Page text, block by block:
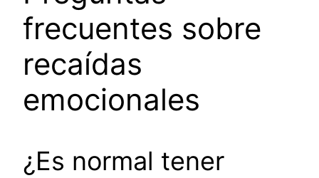
frecuentes sobre
recaídas
emocionales
¿Es normal tener